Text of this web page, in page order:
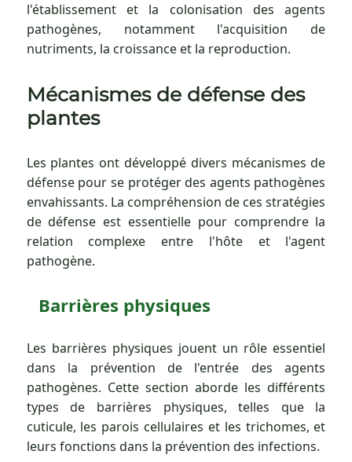
l'établissement et la colonisation des agents
pathogènes, notamment l'acquisition de
nutriments, la croissance et la reproduction.
Mécanismes de défense des
plantes
Les plantes ont développé divers mécanismes de
défense pour se protéger des agents pathogènes
envahissants. La compréhension de ces stratégies
de défense est essentielle pour comprendre la
relation complexe entre l'hôte et l'agent
pathogène.
Barrières physiques
Les barrières physiques jouent un rôle essentiel
dans la prévention de l'entrée des agents
pathogènes. Cette section aborde les différents
types de barrières physiques, telles que la
cuticule, les parois cellulaires et les trichomes, et
leurs fonctions dans la prévention des infections.